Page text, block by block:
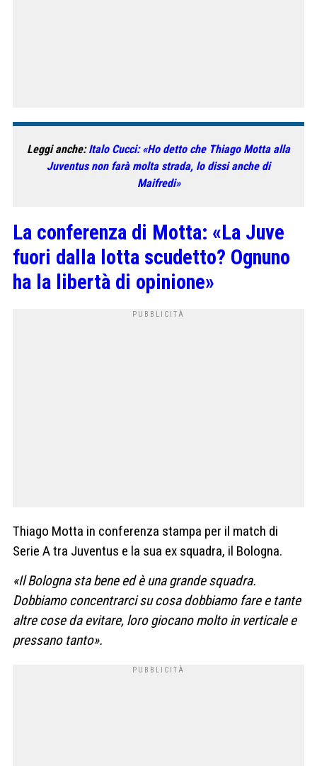
Leggi anche:Italo Cucci: «Ho detto che Thiago Motta alla
Juventus non farà molta strada, lo dissi anche di
Maifredi»
La conferenza di Motta: «La Juve
fuori dalla lotta scudetto? Ognuno
ha la libertà di opinione»
Thiago Motta in conferenza stampa per il match di
Serie A tra Juventus e la sua ex squadra, il Bologna.
«Il Bologna sta bene ed è una grande squadra.
Dobbiamo concentrarci su cosa dobbiamo fare e tante
altre cose da evitare, loro giocano molto in verticale e
pressano tanto».